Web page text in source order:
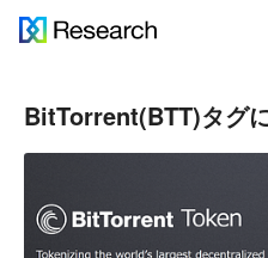
BitTorrent(BTT)タグ